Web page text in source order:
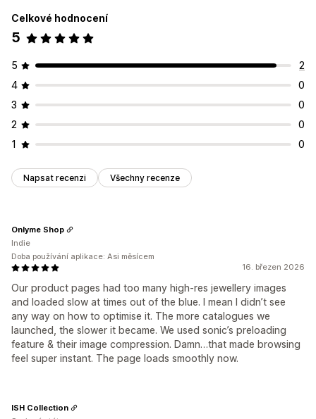
Celkové hodnocení
5
5
2
4
0
3
0
2
0
1
0
Napsat recenzi Všechny recenze
16. březen 2026
Our product pages had too many high-res jewellery images
and loaded slow at times out of the blue. I mean I didn’t see
any way on how to optimise it. The more catalogues we
launched, the slower it became. We used sonic’s preloading
feature & their image compression. Damn…that made browsing
feel super instant. The page loads smoothly now.
Onlyme Shop
Indie
Doba používání aplikace: Asi měsícem
ISH Collection